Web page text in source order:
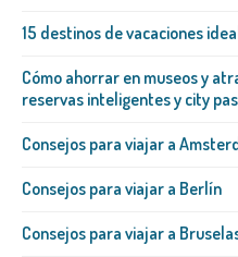
15 destinos de vacaciones
Cómo ahorrar en museos y
reservas inteligentes y city
Consejos para viajar a
Consejos para viajar a Berlín
Consejos para viajar a